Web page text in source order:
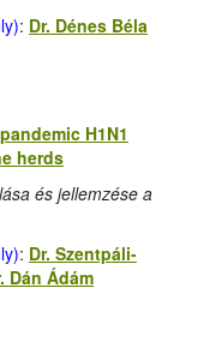
: Dr. Dénes Béla
H1N1
herds
és jellemzése a
: Dr. Szentpáli-
Dán Ádám